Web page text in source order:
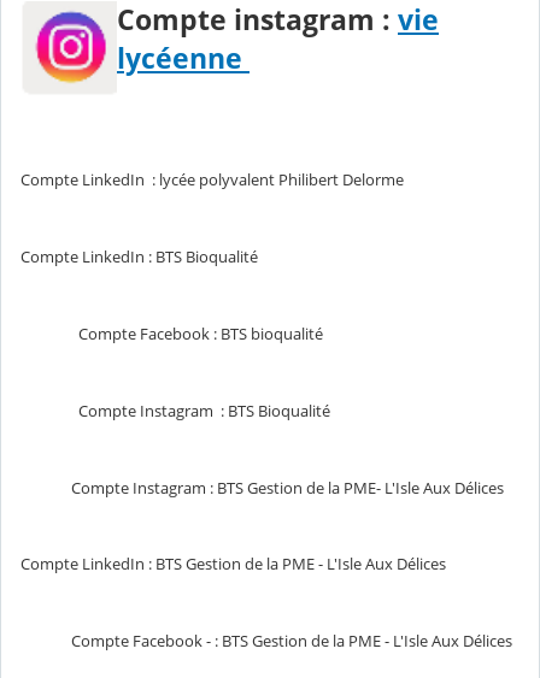
Compte instagram : vie
lycéenne
Compte LinkedIn : lycée polyvalent Philibert Delorme
Compte LinkedIn : BTS Bioqualité
Compte Facebook : BTS bioqualité
Compte Instagram : BTS Bioqualité
Compte Instagram : BTS Gestion de la PME- L'Isle Aux Délices
Compte LinkedIn : BTS Gestion de la PME - L'Isle Aux Délices
Compte Facebook - : BTS Gestion de la PME - L'Isle Aux Délices